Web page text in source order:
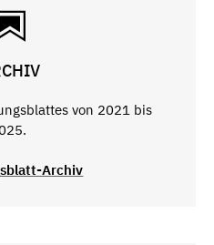
von 2021 bis
Archiv